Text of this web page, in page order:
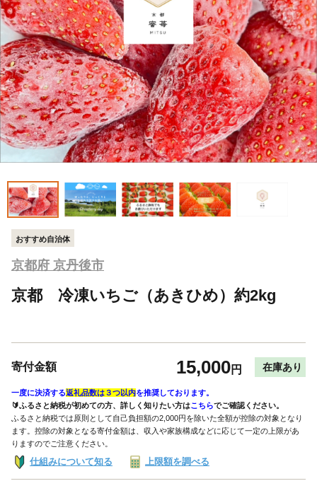
おすすめ自治体
京都府 京丹後市
京都 冷凍いちご（あきひめ）約2kg
寄付金額 15,000円 在庫あり
一度に決済する返礼品数は３つ以内を推奨しております。
🔰ふるさと納税が初めての方、詳しく知りたい方はこちらでご確認ください。
ふるさと納税では原則として自己負担額の2,000円を除いた全額が控除の対象となり
ます。控除の対象となる寄付金額は、収入や家族構成などに応じて一定の上限があ
りますのでご注意ください。
仕組みについて知る 上限額を調べる